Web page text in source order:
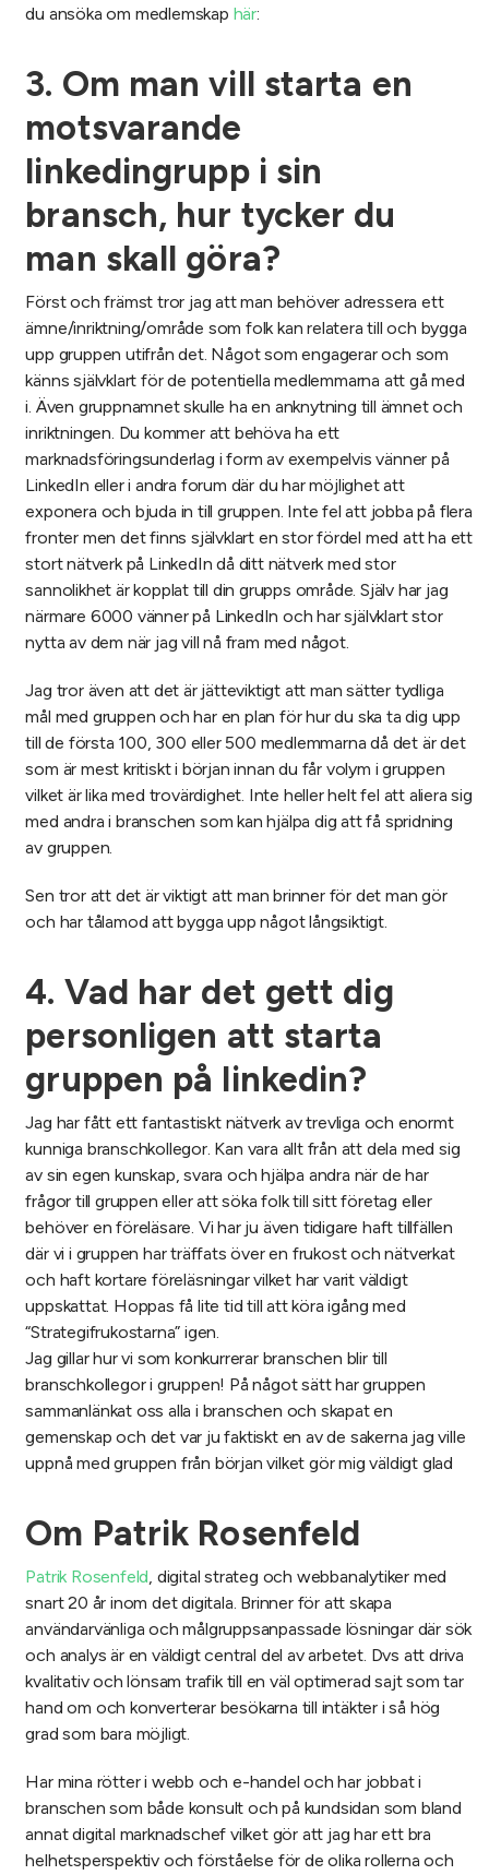
du ansöka om medlemskap här:
3. Om man vill starta en
motsvarande
linkedingrupp i sin
bransch, hur tycker du
man skall göra?
Först och främst tror jag att man behöver adressera ett
ämne/inriktning/område som folk kan relatera till och bygga
upp gruppen utifrån det. Något som engagerar och som
känns självklart för de potentiella medlemmarna att gå med
i. Även gruppnamnet skulle ha en anknytning till ämnet och
inriktningen. Du kommer att behöva ha ett
marknadsföringsunderlag i form av exempelvis vänner på
LinkedIn eller i andra forum där du har möjlighet att
exponera och bjuda in till gruppen. Inte fel att jobba på flera
fronter men det finns självklart en stor fördel med att ha ett
stort nätverk på LinkedIn då ditt nätverk med stor
sannolikhet är kopplat till din grupps område. Själv har jag
närmare 6000 vänner på LinkedIn och har självklart stor
nytta av dem när jag vill nå fram med något.
Jag tror även att det är jätteviktigt att man sätter tydliga
mål med gruppen och har en plan för hur du ska ta dig upp
till de första 100, 300 eller 500 medlemmarna då det är det
som är mest kritiskt i början innan du får volym i gruppen
vilket är lika med trovärdighet. Inte heller helt fel att aliera sig
med andra i branschen som kan hjälpa dig att få spridning
av gruppen.
Sen tror att det är viktigt att man brinner för det man gör
och har tålamod att bygga upp något långsiktigt.
4. Vad har det gett dig
personligen att starta
gruppen på linkedin?
Jag har fått ett fantastiskt nätverk av trevliga och enormt
kunniga branschkollegor. Kan vara allt från att dela med sig
av sin egen kunskap, svara och hjälpa andra när de har
frågor till gruppen eller att söka folk till sitt företag eller
behöver en föreläsare. Vi har ju även tidigare haft tillfällen
där vi i gruppen har träffats över en frukost och nätverkat
och haft kortare föreläsningar vilket har varit väldigt
uppskattat. Hoppas få lite tid till att köra igång med
“Strategifrukostarna” igen.
Jag gillar hur vi som konkurrerar branschen blir till
branschkollegor i gruppen! På något sätt har gruppen
sammanlänkat oss alla i branschen och skapat en
gemenskap och det var ju faktiskt en av de sakerna jag ville
uppnå med gruppen från början vilket gör mig väldigt glad
Om Patrik Rosenfeld
Patrik Rosenfeld, digital strateg och webbanalytiker med
snart 20 år inom det digitala. Brinner för att skapa
användarvänliga och målgruppsanpassade lösningar där sök
och analys är en väldigt central del av arbetet. Dvs att driva
kvalitativ och lönsam trafik till en väl optimerad sajt som tar
hand om och konverterar besökarna till intäkter i så hög
grad som bara möjligt.
Har mina rötter i webb och e-handel och har jobbat i
branschen som både konsult och på kundsidan som bland
annat digital marknadschef vilket gör att jag har ett bra
helhetsperspektiv och förståelse för de olika rollerna och